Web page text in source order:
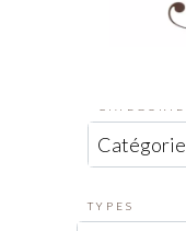
Catégorie
TYPES